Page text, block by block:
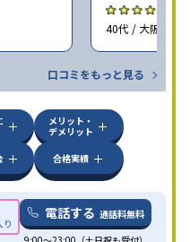
40代 / 大阪府 女
口コミをもっと見る
メリット・
デメリット
合格実績
電話する 通話料無料